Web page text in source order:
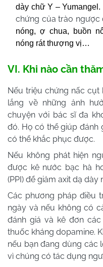
dày chữ Y – Yumangel.
chứng của trào ngược
nóng, ợ chua, buồn
nóng rát thượng vị…
VI. Khi nào cần
Nếu triệu chứng nấc cụt
lắng về những ảnh
chuyện với bác sĩ đa
đó. Họ có thể giúp đánh
có thể khắc phục được.
Nếu không phát hiện
được kê nước bạc hà
(PPI) để giảm axit dạ dày
Các phương pháp điều
ngày và nếu không có
đánh giá và kê đơn
thuốc kháng dopamine.
nếu bạn đang dùng các
vì chúng có tác dụng